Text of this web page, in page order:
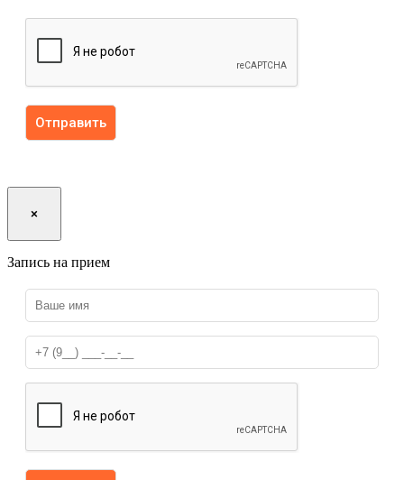
×
Запись на прием